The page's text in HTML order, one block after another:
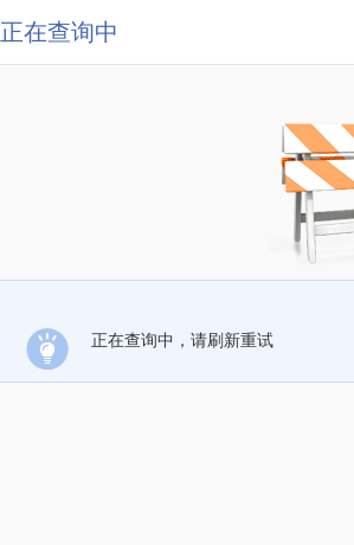
正在查询中
正在查询中，请刷新重试